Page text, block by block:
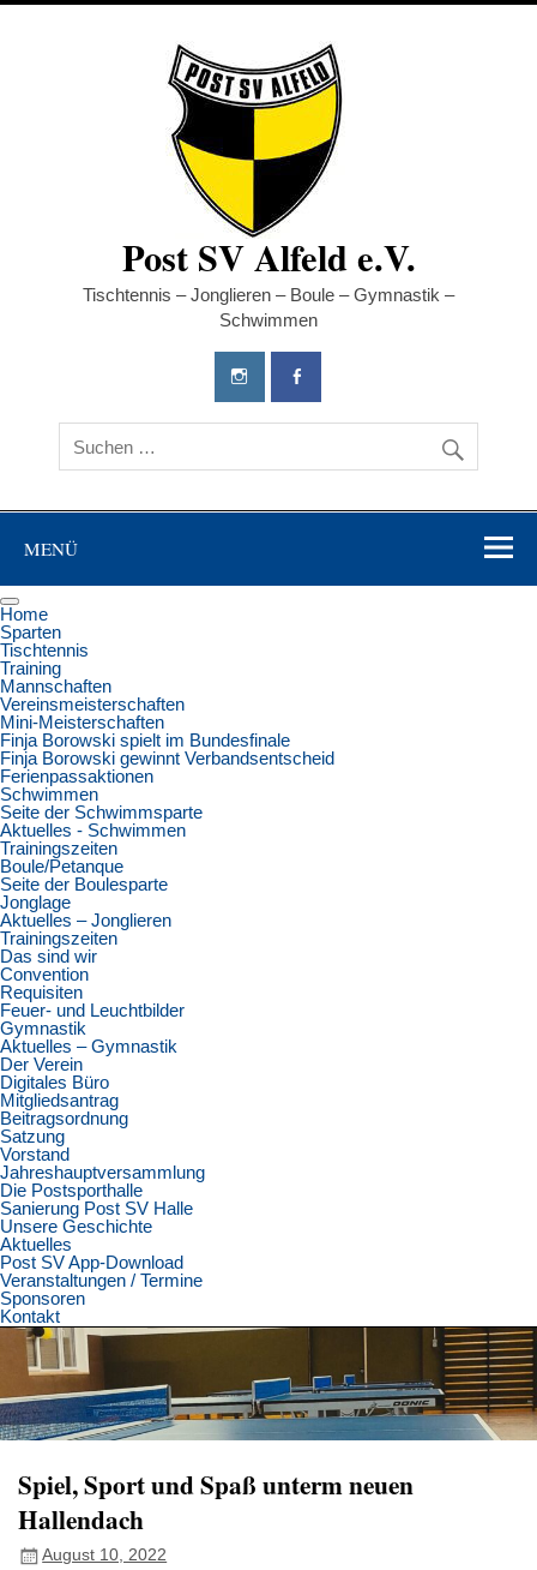
Post SV Alfeld e.V.
Tischtennis – Jonglieren – Boule – Gymnastik –
Schwimmen
MENÜ
Home
Sparten
Tischtennis
Training
Mannschaften
Vereinsmeisterschaften
Mini-Meisterschaften
Finja Borowski spielt im Bundesfinale
Finja Borowski gewinnt Verbandsentscheid
Ferienpassaktionen
Schwimmen
Seite der Schwimmsparte
Aktuelles - Schwimmen
Trainingszeiten
Boule/Petanque
Seite der Boulesparte
Jonglage
Aktuelles – Jonglieren
Trainingszeiten
Das sind wir
Convention
Requisiten
Feuer- und Leuchtbilder
Gymnastik
Aktuelles – Gymnastik
Der Verein
Digitales Büro
Mitgliedsantrag
Beitragsordnung
Satzung
Vorstand
Jahreshauptversammlung
Die Postsporthalle
Sanierung Post SV Halle
Unsere Geschichte
Aktuelles
Post SV App-Download
Veranstaltungen / Termine
Sponsoren
Kontakt
Spiel, Sport und Spaß unterm neuen
Hallendach
August 10, 2022